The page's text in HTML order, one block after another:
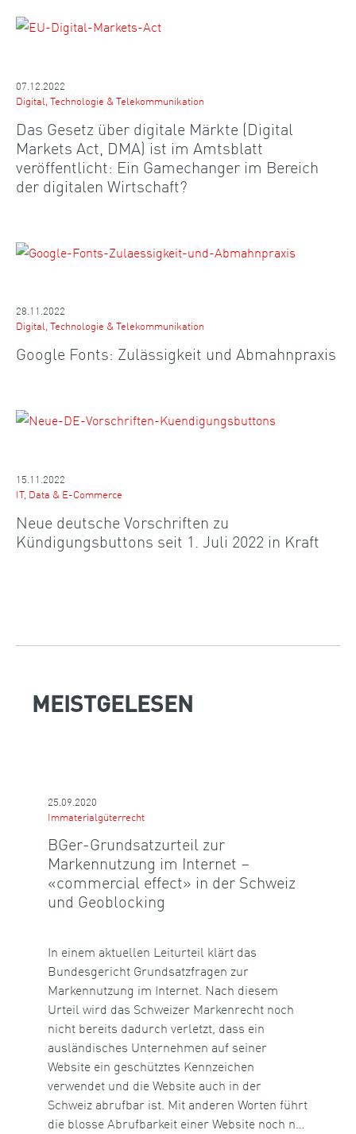
07.12.2022
Digital, Technologie & Telekommunikation
Das Gesetz über digitale Märkte (Digital
Markets Act, DMA) ist im Amtsblatt
veröffentlicht: Ein Gamechanger im Bereich
der digitalen Wirtschaft?
28.11.2022
Digital, Technologie & Telekommunikation
Google Fonts: Zulässigkeit und Abmahnpraxis
15.11.2022
IT, Data & E-Commerce
Neue deutsche Vorschriften zu
Kündigungsbuttons seit 1. Juli 2022 in Kraft
MEISTGELESEN
25.09.2020
Immaterialgüterrecht
BGer-Grundsatzurteil zur
Markennutzung im Internet –
«commercial effect» in der Schweiz
und Geoblocking
In einem aktuellen Leiturteil klärt das
Bundesgericht Grundsatzfragen zur
Markennutzung im Internet. Nach diesem
Urteil wird das Schweizer Markenrecht noch
nicht bereits dadurch verletzt, dass ein
ausländisches Unternehmen auf seiner
Website ein geschütztes Kennzeichen
verwendet und die Website auch in der
Schweiz abrufbar ist. Mit anderen Worten führt
die blosse Abrufbarkeit einer Website noch n…